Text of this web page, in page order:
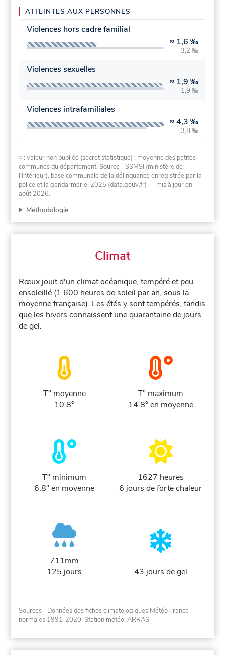
ATTEINTES AUX PERSONNES
Violences hors cadre familial
≈ 1,6 ‰
3,2 ‰
Violences sexuelles
≈ 1,9 ‰
1,9 ‰
Violences intrafamiliales
≈4,3 ‰
3,8 ‰
≈ : valeur non publiée (secret statistique) : moyenne des petites
communes du département.Source - SSMSI (ministère de
l'Intérieur), base communale de la délinquance enregistrée par la
police et la gendarmerie, 2025 (data.gouv.fr) — mis à jour en
août 2026.
Méthodologie
Climat
Rœux jouit d'un climat océanique, tempéré et peu
ensoleillé (1 600 heures de soleil par an, sous la
moyenne française). Les étés y sont tempérés, tandis
que les hivers connaissent une quarantaine de jours
de gel.
T° moyenne
10.8°
T° maximum
14.8° en moyenne
T° minimum
6.8° en moyenne
1627 heures
6 jours de forte chaleur
711mm
125 jours
43 jours de gel
Sources - Données des fiches climatologiques Météo France ·
normales 1991-2020. Station météo: ARRAS.